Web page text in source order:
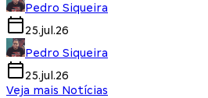
Pedro Siqueira
25.jul.26
Pedro Siqueira
25.jul.26
Veja mais Notícias